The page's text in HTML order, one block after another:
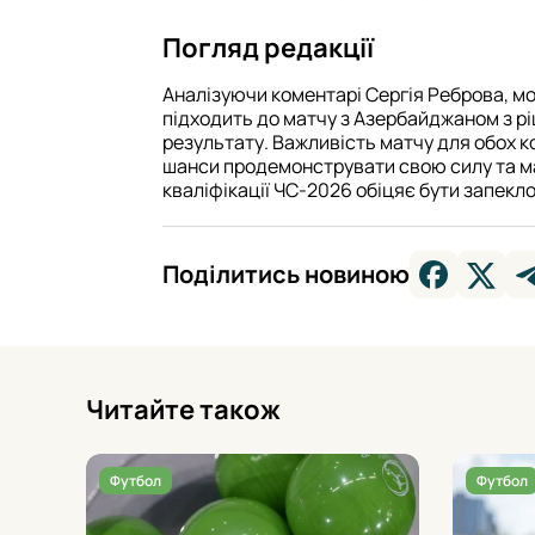
Погляд редакції
Аналізуючи коментарі Сергія Реброва,
підходить до матчу з Азербайджаном з
результату. Важливість матчу для обох
шанси продемонструвати свою силу та
кваліфікації ЧС-2026 обіцяє бути
Поділитись новиною
Читайте також
Футбол Футбол